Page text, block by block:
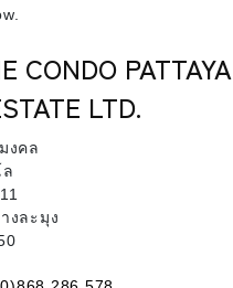
CONDO PATTAYA
LTD.
งคล
งละมุง